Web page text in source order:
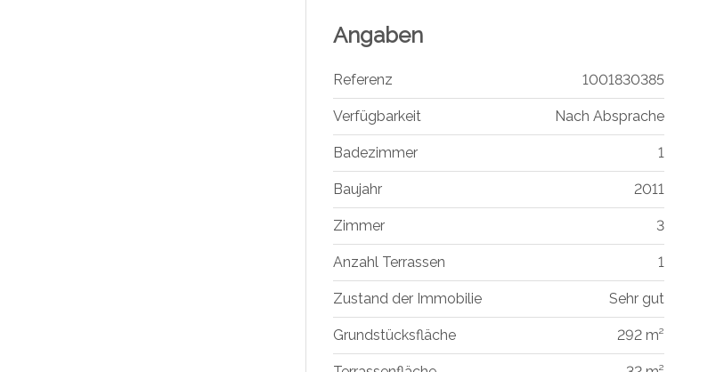
Angaben
Referenz 1001830385
Verfügbarkeit Nach Absprache
Badezimmer 1
Baujahr 2011
Zimmer 3
Anzahl Terrassen 1
Zustand der Immobilie Sehr gut
Grundstücksfläche 292 m²